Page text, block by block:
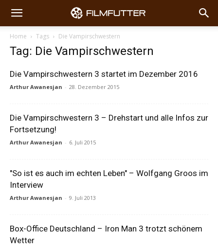
Home Tags Die Vampirschwestern
Tag: Die Vampirschwestern
Die Vampirschwestern 3 startet im Dezember 2016
Arthur Awanesjan - 28. Dezember 2015
Die Vampirschwestern 3 – Drehstart und alle Infos zur
Fortsetzung!
Arthur Awanesjan - 6. Juli 2015
"So ist es auch im echten Leben" – Wolfgang Groos im
Interview
Arthur Awanesjan - 9. Juli 2013
Box-Office Deutschland – Iron Man 3 trotzt schönem
Wetter